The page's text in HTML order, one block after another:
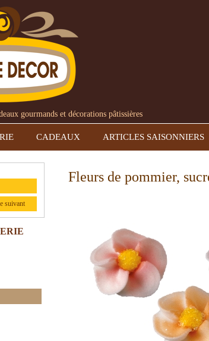
gourmands et décorations pâtissières
CADEAUX ARTICLES SAISONNIERS
suivant
Fleurs de pommier,